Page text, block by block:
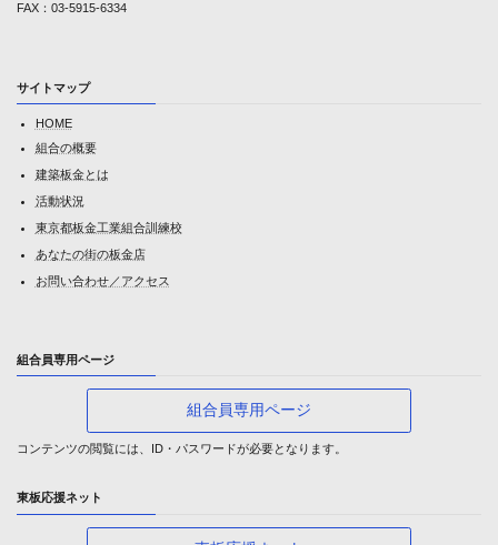
FAX：03-5915-6334
サイトマップ
HOME
組合の概要
建築板金とは
活動状況
東京都板金工業組合訓練校
あなたの街の板金店
お問い合わせ／アクセス
組合員専用ページ
組合員専用ページ
コンテンツの閲覧には、ID・パスワードが必要となります。
東板応援ネット